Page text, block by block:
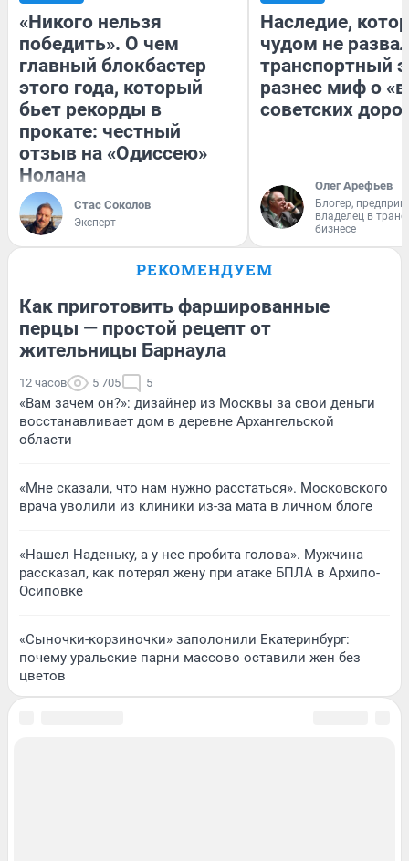
«Никого нельзя
победить». О чем
главный блокбастер
этого года, который
бьет рекорды в
прокате: честный
отзыв на «Одиссею»
Нолана
Стас Соколов
Эксперт
Наследие,
чудом не
транспортный
разнес миф о
советских
Олег Арефьев
Блогер,
владелец в
бизнесе
РЕКОМЕНДУЕМ
Как приготовить фаршированные
перцы — простой рецепт от
жительницы Барнаула
12 часов 5 705 5
«Вам зачем он?»: дизайнер из Москвы за свои деньги
восстанавливает дом в деревне Архангельской
области
«Мне сказали, что нам нужно расстаться». Московского
врача уволили из клиники из-за мата в личном блоге
«Нашел Наденьку, а у нее пробита голова». Мужчина
рассказал, как потерял жену при атаке БПЛА в Архипо-
Осиповке
«Сыночки-корзиночки» заполонили Екатеринбург:
почему уральские парни массово оставили жен без
цветов